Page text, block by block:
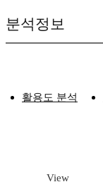
분석정보
활용도 분석
View